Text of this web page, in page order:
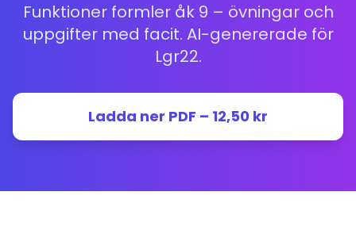
Funktioner formler åk 9 – övningar och
uppgifter med facit. AI-genererade för
Lgr22.
Ladda ner PDF – 12,50 kr